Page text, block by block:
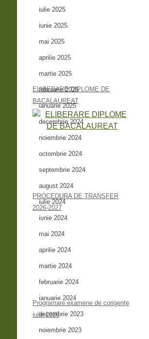
ELIBERARE DIPLOME DE
BACALAUREAT
PROCEDURA DE TRANSFER
2026-2027
Programare examene de corigențe
iulie 2026
iulie 2025
iunie 2025
mai 2025
aprilie 2025
martie 2025
februarie 2025
ianuarie 2025
decembrie 2024
noiembrie 2024
octombrie 2024
septembrie 2024
august 2024
iulie 2024
iunie 2024
mai 2024
aprilie 2024
martie 2024
februarie 2024
ianuarie 2024
decembrie 2023
noiembrie 2023